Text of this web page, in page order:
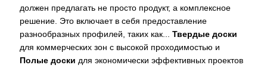
должен предлагать не просто продукт, а комплексное
решение. Это включает в себя предоставление
разнообразных профилей, таких как...Твердые доски
для коммерческих зон с высокой проходимостью и
Полые доски для экономически эффективных проектов